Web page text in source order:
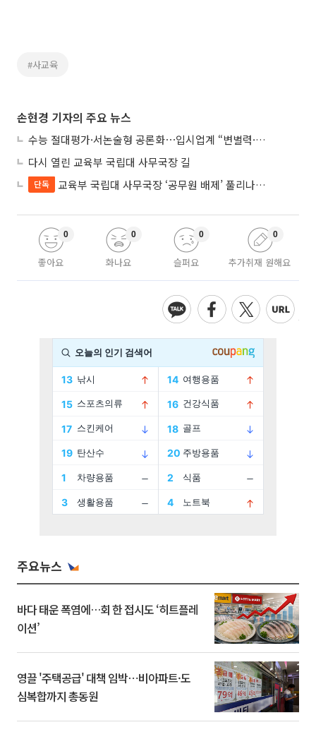
#사교육
손현경 기자의 주요 뉴스
수능 절대평가·서논술형 공론화⋯입시업계 “변별력·사교육 대책 먼저”
다시 열린 교육부 국립대 사무국장 길
단독 교육부 국립대 사무국장 ‘공무원 배제’ 풀리나…응시자격 다시 열렸다
좋아요
0
화나요
0
슬퍼요
0
추가취재 원해요
0
주요뉴스
바다 태운 폭염에…회 한 접시도 ‘히트플레
이션’
영끌 '주택공급' 대책 임박⋯비아파트·도
심복합까지 총동원